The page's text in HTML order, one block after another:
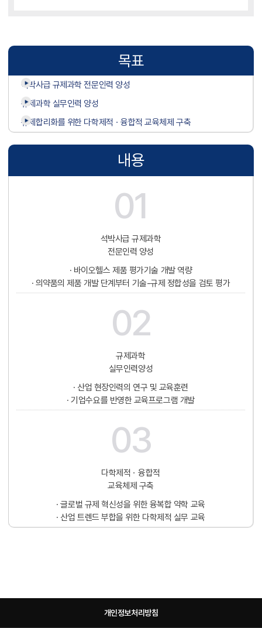
목표
석박사급 규제과학 전문인력 양성
규제과학 실무인력 양성
규제합리화를 위한 다학제적ㆍ융합적 교육체제 구축
내용
01
석박사급 규제과학
전문인력 양성
· 바이오헬스 제품 평가기술 개발 역량
· 의약품의 제품 개발 단계부터 기술-규제 정합성을 검토 평가
02
규제과학
실무인력양성
· 산업 현장인력의 연구 및 교육훈련
· 기업수요를 반영한 교육프로그램 개발
03
다학제적ㆍ융합적
교육체제 구축
· 글로벌 규제 혁신성을 위한 융복합 약학 교육
· 산업 트렌드 부합을 위한 다학제적 실무 교육
개인정보처리방침